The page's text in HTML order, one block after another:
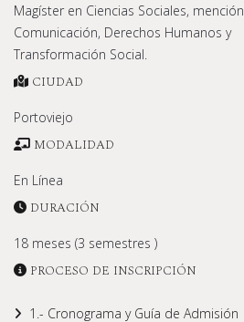
Magíster en Ciencias Sociales, mención
Comunicación, Derechos Humanos y
Transformación Social.
CIUDAD
Portoviejo
MODALIDAD
En Línea
DURACIÓN
18 meses (3 semestres )
PROCESO DE INSCRIPCIÓN
1.- Cronograma y Guía de Admisión